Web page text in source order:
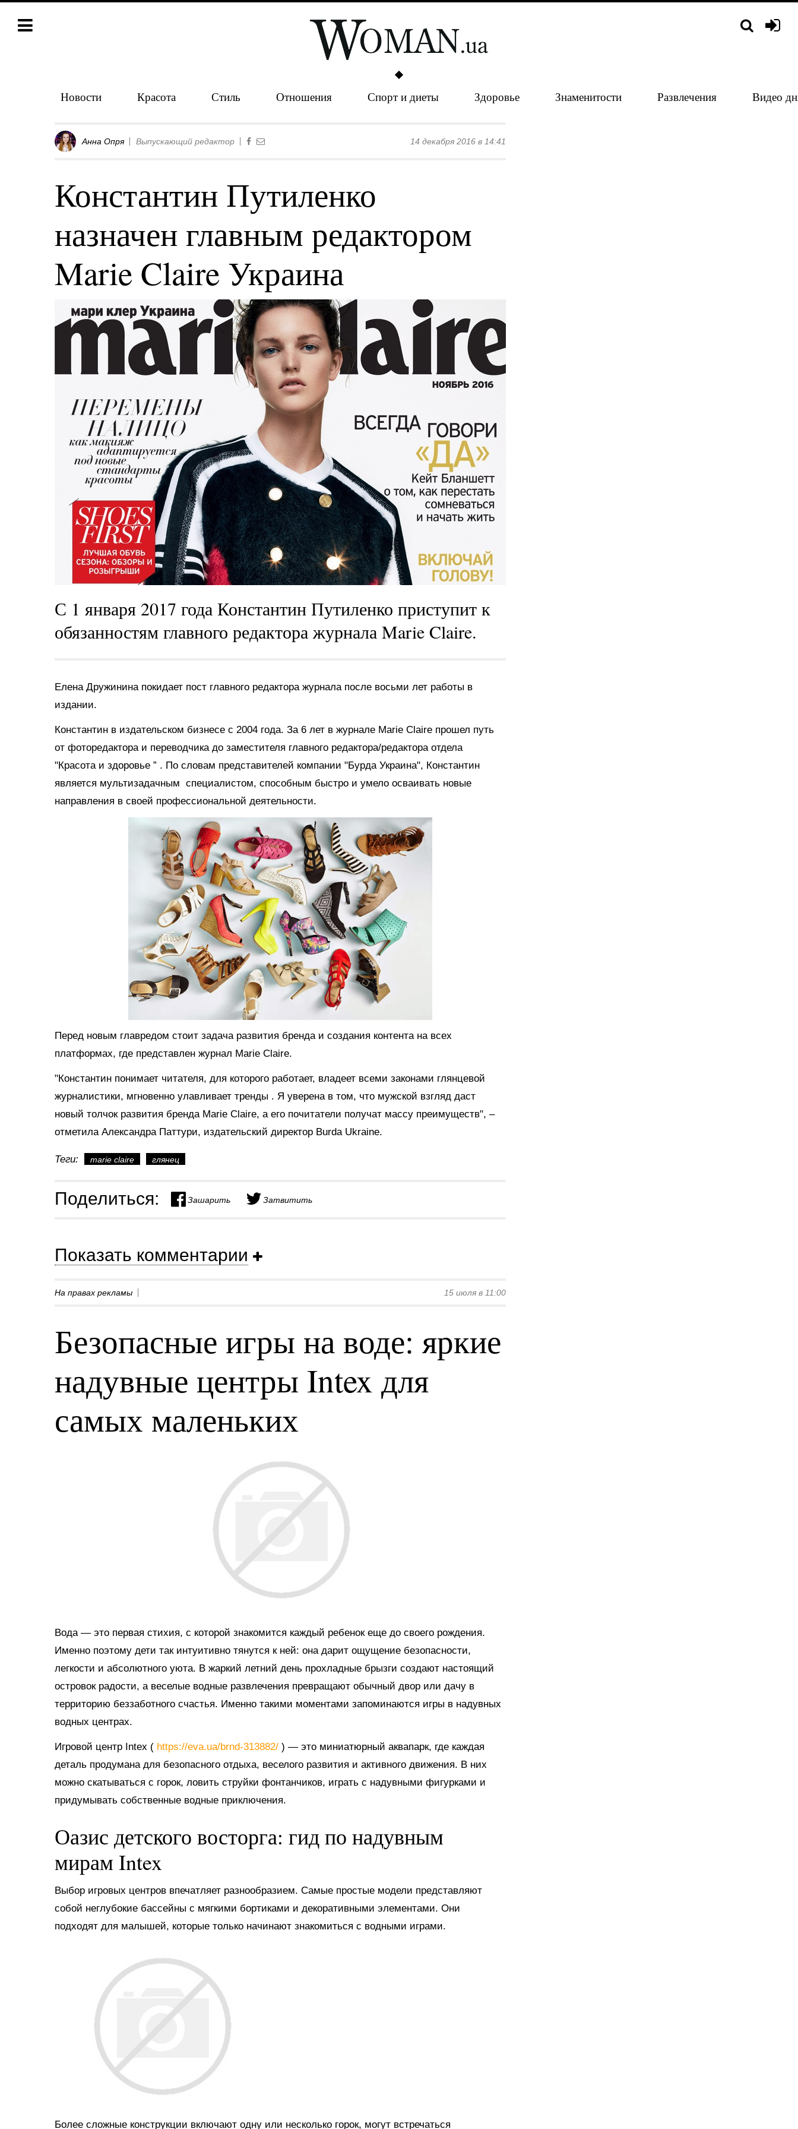
Новости Красота Стиль Отношения Спорт и диеты Здоровье Знаменитости Развлечения Видео
Анна Опря Выпускающий редактор 14 декабря 2016 в 14:41
Константин Путиленко
назначен главным редактором
Marie Claire Украина
С 1 января 2017 года Константин Путиленко приступит к
обязанностям главного редактора журнала Marie Claire.
Елена Дружинина покидает пост главного редактора журнала после восьми лет работы в
издании.
Константин в издательском бизнесе с 2004 года. За 6 лет в журнале Marie Claire прошел путь
от фоторедактора и переводчика до заместителя главного редактора/редактора отдела
"Красота и здоровье ” . По словам представителей компании "Бурда Украина", Константин
является мультизадачным специалистом, способным быстро и умело осваивать новые
направления в своей профессиональной деятельности.
Перед новым главредом стоит задача развития бренда и создания контента на всех
платформах, где представлен журнал Marie Claire.
"Константин понимает читателя, для которого работает, владеет всеми законами глянцевой
журналистики, мгновенно улавливает тренды . Я уверена в том, что мужской взгляд даст
новый толчок развития бренда Marie Claire, а его почитатели получат массу преимуществ", –
отметила Александра Паттури, издательский директор Burda Ukraine.
Теги: marie claire глянец
Поделиться: Зашарить Затвитить
Показать комментарии
На правах рекламы 15 июля в 11:00
Безопасные игры на воде: яркие
надувные центры Intex для
самых маленьких
Вода — это первая стихия, с которой знакомится каждый ребенок еще до своего рождения.
Именно поэтому дети так интуитивно тянутся к ней: она дарит ощущение безопасности,
легкости и абсолютного уюта. В жаркий летний день прохладные брызги создают настоящий
островок радости, а веселые водные развлечения превращают обычный двор или дачу в
территорию беззаботного счастья. Именно такими моментами запоминаются игры в надувных
водных центрах.
Игровой центр Intex ( https://eva.ua/brnd-313882/ ) — это миниатюрный аквапарк, где каждая
деталь продумана для безопасного отдыха, веселого развития и активного движения. В них
можно скатываться с горок, ловить струйки фонтанчиков, играть с надувными фигурками и
придумывать собственные водные приключения.
Оазис детского восторга: гид по надувным
мирам Intex
Выбор игровых центров впечатляет разнообразием. Самые простые модели представляют
собой неглубокие бассейны с мягкими бортиками и декоративными элементами. Они
подходят для малышей, которые только начинают знакомиться с водными играми.
Более сложные конструкции включают одну или несколько горок, могут встречаться